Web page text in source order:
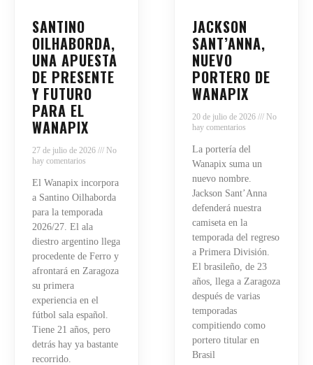
SANTINO
OILHABORDA,
UNA APUESTA
DE PRESENTE
Y FUTURO
PARA EL
WANAPIX
27 de julio de 2026
No
hay comentarios
El Wanapix incorpora
a Santino Oilhaborda
para la temporada
2026/27. El ala
diestro argentino llega
procedente de Ferro y
afrontará en Zaragoza
su primera
experiencia en el
fútbol sala español.
Tiene 21 años, pero
detrás hay ya bastante
recorrido.
JACKSON
SANT’ANNA,
NUEVO
PORTERO DE
WANAPIX
20 de julio de 2026
No
hay comentarios
La portería del
Wanapix suma un
nuevo nombre.
Jackson Sant’Anna
defenderá nuestra
camiseta en la
temporada del regreso
a Primera División.
El brasileño, de 23
años, llega a Zaragoza
después de varias
temporadas
compitiendo como
portero titular en
Brasil